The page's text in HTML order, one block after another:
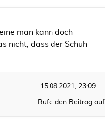
man kann doch
nicht, dass der Schuh
15.08.2021, 23:09
Rufe den Beitrag auf